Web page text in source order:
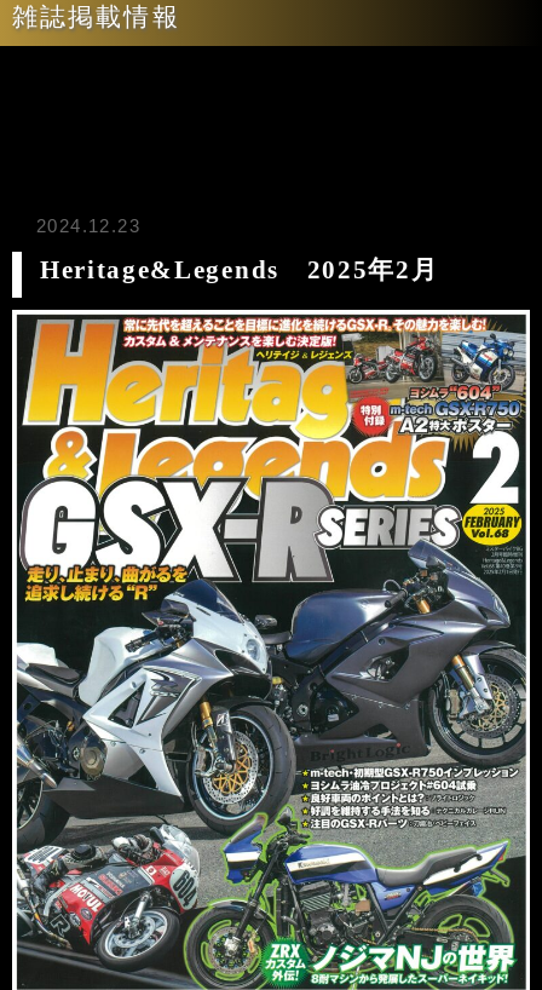
雑誌掲載情報
2024.12.23
Heritage&Legends 2025年2月